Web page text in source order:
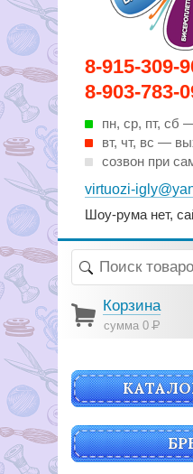
8-915-309-
8-903-783-
пн, ср, пт, cб
вт, чт, вс —
созвон при
virtuozi-
Шоу-рума нет,
Вирутозы
шитья и
Корзина
сумма 0Р